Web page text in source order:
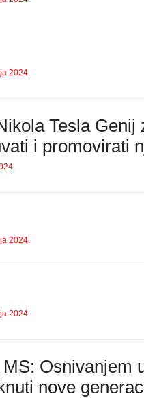
2024.
Tesla
i promovirati
2024.
2024.
Osnivanjem
nove